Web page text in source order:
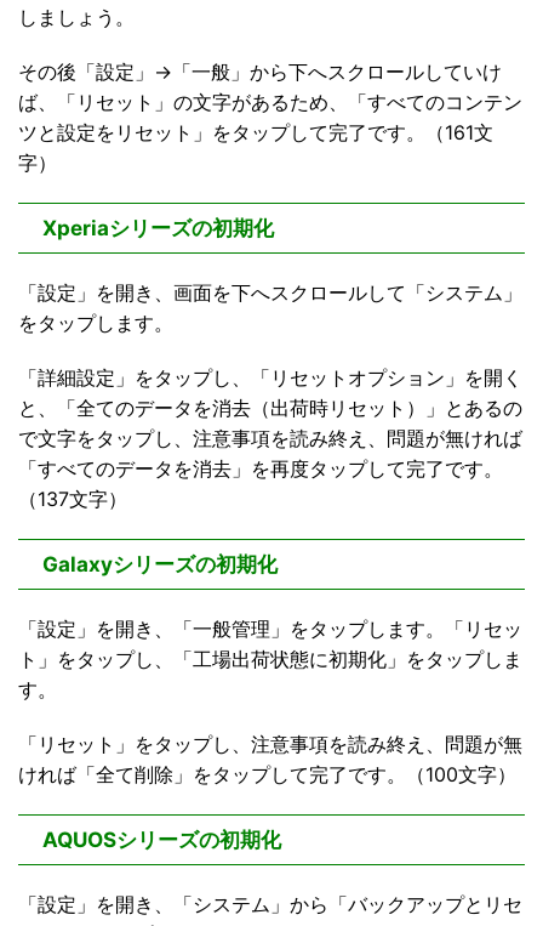
しましょう。
その後「設定」→「一般」から下へスクロールしていけ
ば、「リセット」の文字があるため、「すべてのコンテン
ツと設定をリセット」をタップして完了です。（161文
字）
Xperiaシリーズの初期化
「設定」を開き、画面を下へスクロールして「システム」
をタップします。
「詳細設定」をタップし、「リセットオプション」を開く
と、「全てのデータを消去（出荷時リセット）」とあるの
で文字をタップし、注意事項を読み終え、問題が無ければ
「すべてのデータを消去」を再度タップして完了です。
（137文字）
Galaxyシリーズの初期化
「設定」を開き、「一般管理」をタップします。「リセッ
ト」をタップし、「工場出荷状態に初期化」をタップしま
す。
「リセット」をタップし、注意事項を読み終え、問題が無
ければ「全て削除」をタップして完了です。（100文字）
AQUOSシリーズの初期化
「設定」を開き、「システム」から「バックアップとリセ